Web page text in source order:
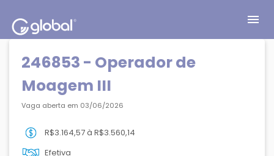
menu
246853 - Operador de
Moagem III
Vaga aberta em 03/06/2026
R$3.164,57 à R$3.560,14
Efetiva